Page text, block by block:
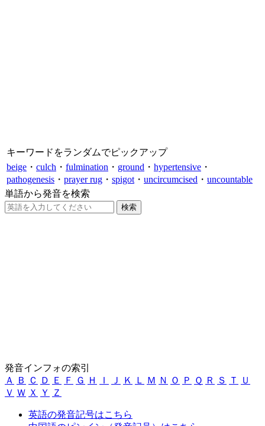
キーワードをランダムでピックアップ
beige ・ culch ・ fulmination ・ ground ・ hypertensive ・
pathogenesis ・ prayer rug ・ spigot ・ uncircumcised ・ uncountable
単語から発音を検索
発音インフォの索引
Ａ
Ｂ Ｃ Ｄ Ｅ Ｆ Ｇ Ｈ Ｉ Ｊ Ｋ Ｌ Ｍ Ｎ Ｏ Ｐ Ｑ Ｒ Ｓ Ｔ
Ｕ
Ｖ Ｗ Ｘ Ｙ Ｚ
英語の発音記号はこちら